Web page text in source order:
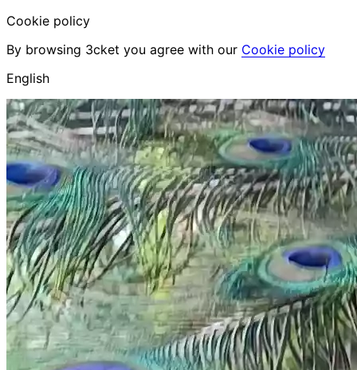
Cookie policy
By browsing 3cket you agree with our Cookie policy
English